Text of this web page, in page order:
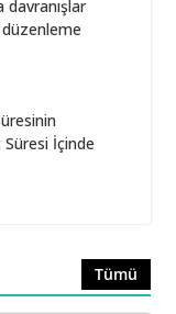
Tümü